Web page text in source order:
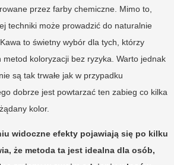
przez farby chemiczne. Mimo to,
techniki może prowadzić do naturalnie
to świetny wybór dla tych, którzy
koloryzacji bez ryzyka. Warto jednak
są tak trwałe jak w przypadku
dobrze jest powtarzać ten zabieg co kilka
kolor.
widoczne efekty pojawiają się po kilku
że metoda ta jest idealna dla osób,